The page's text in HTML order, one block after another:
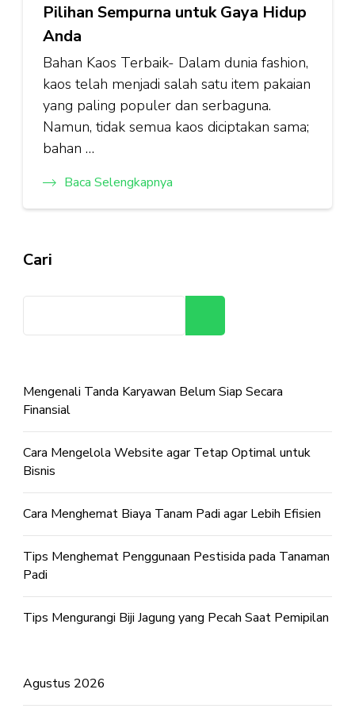
Pilihan Sempurna untuk Gaya Hidup
Anda
Bahan Kaos Terbaik- Dalam dunia fashion,
kaos telah menjadi salah satu item pakaian
yang paling populer dan serbaguna.
Namun, tidak semua kaos diciptakan sama;
bahan …
Baca Selengkapnya
Cari
Mengenali Tanda Karyawan Belum Siap Secara
Finansial
Cara Mengelola Website agar Tetap Optimal untuk
Bisnis
Cara Menghemat Biaya Tanam Padi agar Lebih Efisien
Tips Menghemat Penggunaan Pestisida pada Tanaman
Padi
Tips Mengurangi Biji Jagung yang Pecah Saat Pemipilan
Agustus 2026